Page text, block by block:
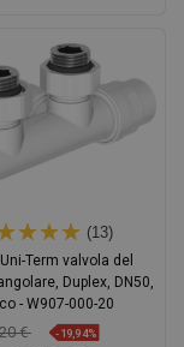
al carrello
favorite_border Preferito
(13)
Term valvola del
Duplex, DN50,
- W907-000-20
€ -19,94%